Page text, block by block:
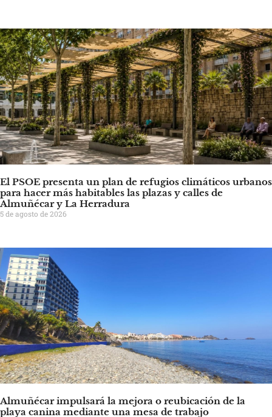
El PSOE presenta un plan de refugios climáticos urbanos
para hacer más habitables las plazas y calles de
Almuñécar y La Herradura
5 de agosto de 2026
Almuñécar impulsará la mejora o reubicación de la
playa canina mediante una mesa de trabajo